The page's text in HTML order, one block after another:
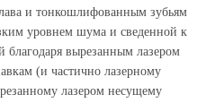
и тонкошлифованным зубьям
уровнем шума и сведенной к
вырезанным лазером
(и частично лазерному
лазером несущему